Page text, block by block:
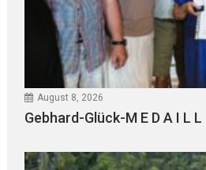
August 8, 2026
Gebhard-Glück-M E D A I L